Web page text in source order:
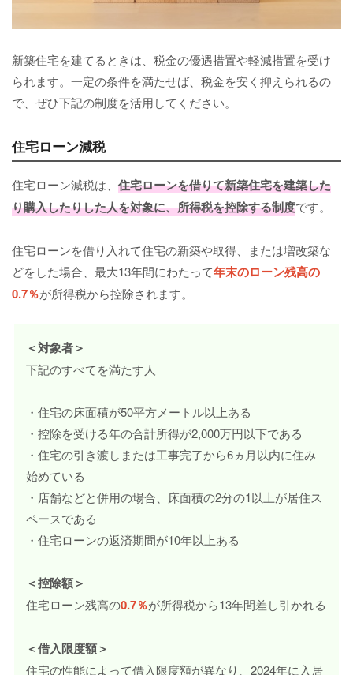
新築住宅を建てるときは、税金の優遇措置や軽減措置を受け
られます。一定の条件を満たせば、税金を安く抑えられるの
で、ぜひ下記の制度を活用してください。
住宅ローン減税
住宅ローン減税は、 住宅ローンを借りて新築住宅を建築した
り購入したりした人を対象に、所得税を控除する制度です。
住宅ローンを借り入れて住宅の新築や取得、または増改築な
どをした場合、最大13年間にわたって年末のローン残高の
0.7％が所得税から控除されます。
＜対象者＞
下記のすべてを満たす人
・住宅の床面積が50平方メートル以上ある
・控除を受ける年の合計所得が2,000万円以下である
・住宅の引き渡しまたは工事完了から6ヵ月以内に住み
始めている
・店舗などと併用の場合、床面積の2分の1以上が居住ス
ペースである
・住宅ローンの返済期間が10年以上ある
＜控除額＞
住宅ローン残高の0.7％が所得税から13年間差し引かれる
＜借入限度額＞
住宅の性能によって借入限度額が異なり、2024年に入居